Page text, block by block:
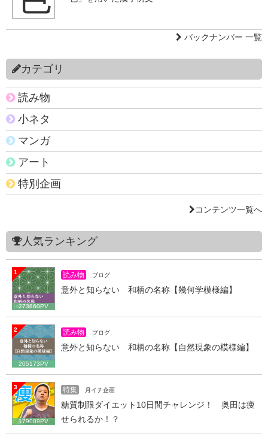
バックナンバー 一覧
カテゴリ
読み物
小ネタ
マンガ
アート
特別企画
コンテンツ一覧へ
人気ランキング
1
273860PV
読み物 ブログ
意外と知らない 和柄の名称【幾何学模様編】
2
205173PV
読み物 ブログ
意外と知らない 和柄の名称【自然現象の模様編】
3
179089PV
特集 月イチ企画
糖質制限ダイエット10日間チャレンジ！ 奥田は痩
せられるか！？